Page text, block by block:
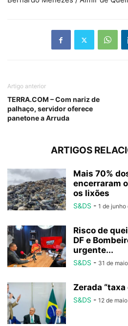
Artigo anterior
TERRA.COM – Com nariz de
palhaço, servidor oferece
panetone a Arruda
ARTIGOS
Mais 70%
encerraram
os lixões
S&DS - 1 de
Risco de
DF e
urgente...
S&DS - 31 de
Zerada
S&DS - 12 de